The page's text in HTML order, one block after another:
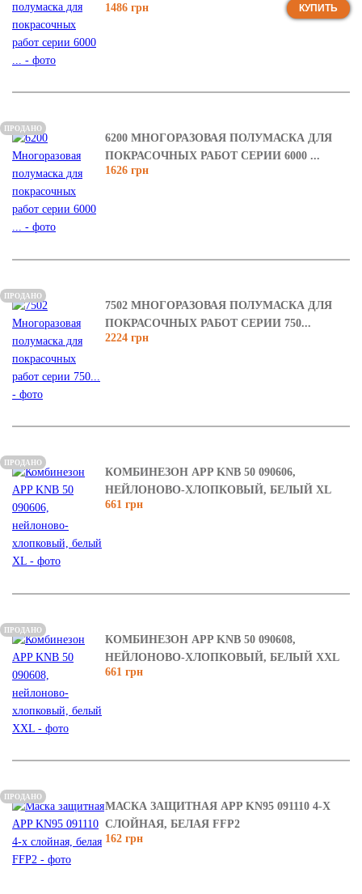
1486 грн КУПИТЬ
6200 МНОГОРАЗОВАЯ ПОЛУМАСКА ДЛЯ
ПОКРАСОЧНЫХ РАБОТ СЕРИИ 6000 ...
1626 грн
ПРОДАНО
7502 МНОГОРАЗОВАЯ ПОЛУМАСКА ДЛЯ
ПОКРАСОЧНЫХ РАБОТ СЕРИИ 750...
2224 грн
ПРОДАНО
КОМБИНЕЗОН APP KNB 50 090606,
НЕЙЛОНОВО-ХЛОПКОВЫЙ, БЕЛЫЙ XL
661 грн
ПРОДАНО
КОМБИНЕЗОН APP KNB 50 090608,
НЕЙЛОНОВО-ХЛОПКОВЫЙ, БЕЛЫЙ XXL
661 грн
ПРОДАНО
МАСКА ЗАЩИТНАЯ APP KN95 091110 4-Х
СЛОЙНАЯ, БЕЛАЯ FFP2
162 грн
ПРОДАНО